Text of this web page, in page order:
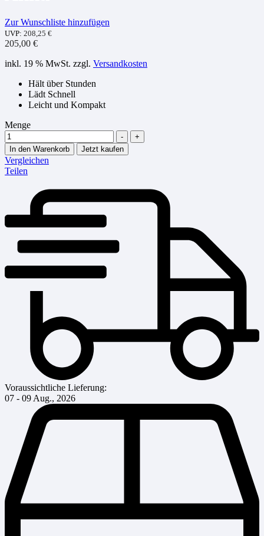
Zur Wunschliste hinzufügen
UVP: 208,25 €
205,00 €
inkl. 19 % MwSt. zzgl. Versandkosten
Hält über Stunden
Lädt Schnell
Leicht und Kompakt
Menge
-
+
In den Warenkorb
Jetzt kaufen
Vergleichen
Teilen
Voraussichtliche Lieferung:
07 - 09 Aug., 2026